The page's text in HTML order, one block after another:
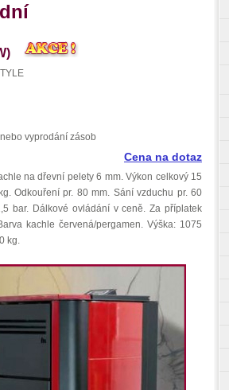
vyprodání zásob
Cena na dotaz
na dřevní pelety 6 mm. Výkon celkový 15
Odkouření pr. 80 mm. Sání vzduchu pr. 60
bar. Dálkové ovládání v ceně. Za příplatek
kachle červená/pergamen. Výška: 1075
kg.